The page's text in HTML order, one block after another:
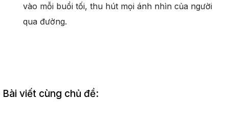
vào mỗi buổi tối, thu hút mọi ánh nhìn của người
qua đường.
Bài viết cùng chủ đề: